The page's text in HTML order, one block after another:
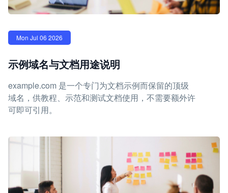
Mon Jul 06 2026
示例域名与文档用途说明
example.com 是一个专门为文档示例而保留的顶级
域名，供教程、示范和测试文档使用，不需要额外许
可即可引用。